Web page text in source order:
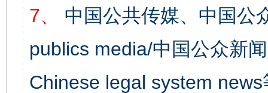
7、
中国公共传媒、中国公
publics media/中国公众新
Chinese legal system